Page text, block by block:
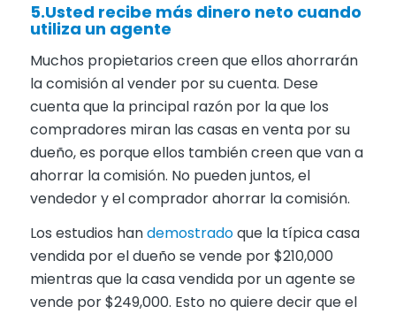
5.Usted recibe más dinero neto cuando
utiliza un agente
Muchos propietarios creen que ellos ahorrarán
la comisión al vender por su cuenta. Dese
cuenta que la principal razón por la que los
compradores miran las casas en venta por su
dueño, es porque ellos también creen que van a
ahorrar la comisión. No pueden juntos, el
vendedor y el comprador ahorrar la comisión.
Los estudios handemostradoque la típica casa
vendida por el dueño se vende por $210,000
mientras que la casa vendida por un agente se
vende por $249,000. Esto no quiere decir que el